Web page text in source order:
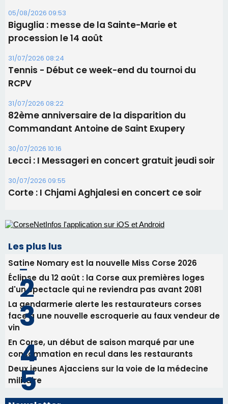
05/08/2026 09:53
Biguglia : messe de la Sainte-Marie et
procession le 14 août
31/07/2026 08:24
Tennis - Début ce week-end du tournoi du
RCPV
31/07/2026 08:22
82ème anniversaire de la disparition du
Commandant Antoine de Saint Exupery
30/07/2026 10:16
Lecci : I Messageri en concert gratuit jeudi soir
30/07/2026 09:55
Corte : I Chjami Aghjalesi en concert ce soir
Les plus lus
Satine Nomary est la nouvelle Miss Corse 2026
Éclipse du 12 août : la Corse aux premières loges
d'un spectacle qui ne reviendra pas avant 2081
La gendarmerie alerte les restaurateurs corses
face à une nouvelle escroquerie au faux vendeur de
vin
En Corse, un début de saison marqué par une
consommation en recul dans les restaurants
Deux jeunes Ajacciens sur la voie de la médecine
militaire